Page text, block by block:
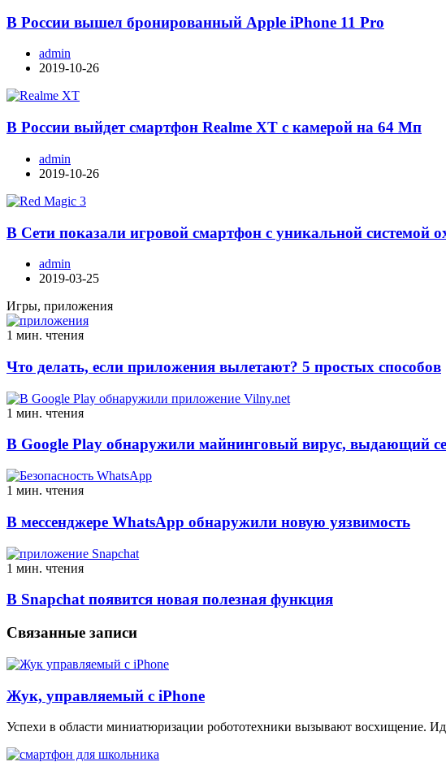
В России вышел бронированный Apple iPhone 11 Pro
admin
2019-10-26
В России выйдет смартфон Realme XT с камерой на 64 Мп
admin
2019-10-26
В Сети показали игровой смартфон с уникальной системой
admin
2019-03-25
Игры, приложения
1 мин. чтения
Что делать, если приложения вылетают? 5 простых способов
1 мин. чтения
В Google Play обнаружили майнинговый вирус, выдающий
1 мин. чтения
В мессенджере WhatsApp обнаружили новую уязвимость
1 мин. чтения
В Snapchat появится новая полезная функция
Связанные записи
Жук, управляемый с iPhone
Успехи в области миниатюризации робототехники вызывают восхищение.